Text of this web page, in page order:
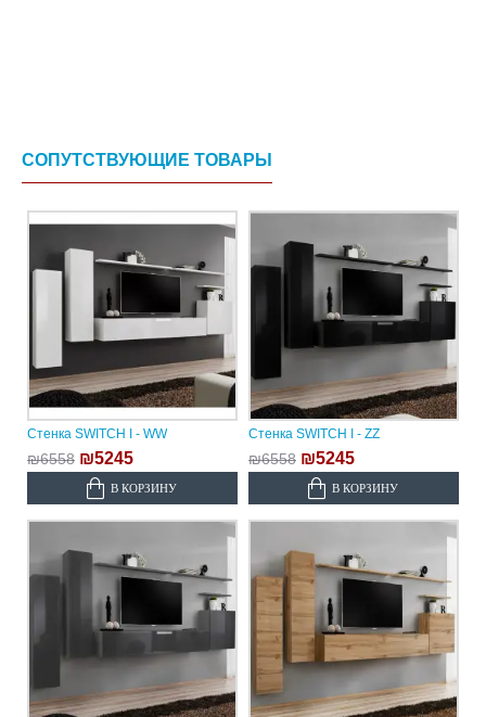
СОПУТСТВУЮЩИЕ ТОВАРЫ
Стенка SWITCH I - WW
₪6558 ₪5245
В КОРЗИНУ
Стенка SWITCH I - ZZ
₪6558 ₪5245
В КОРЗИНУ